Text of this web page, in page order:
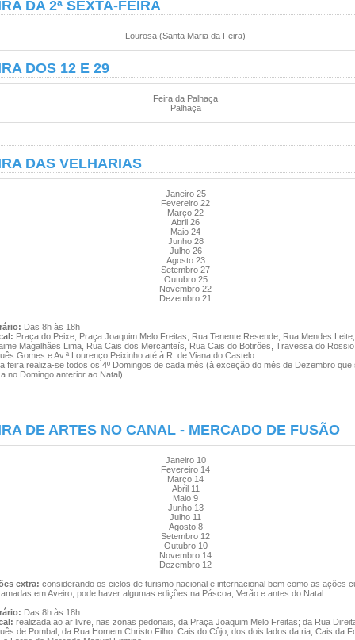
DA 2ª SEXTA-FEIRA
Lourosa (Santa Maria da Feira)
DOS 12 E 29
Feira da Palhaça
Palhaça
DAS VELHARIAS
Janeiro 25
Fevereiro 22
Março 22
Abril 26
Maio 24
Junho 28
Julho 26
Agosto 23
Setembro 27
Outubro 25
Novembro 22
Dezembro 21
Das 8h às 18h
Praça do Peixe, Praça Joaquim Melo Freitas, Rua Tenente Resende, Rua Mendes
Magalhães Lima, Rua Cais dos Mercanteís, Rua Cais do Botirões, Travessa do
Gomes e Av.ª Lourenço Peixinho até à R. de Viana do Castelo.
feira realiza-se todos os 4º Domingos de cada mês (à exceção do mês de Dezembro que
no Domingo anterior ao Natal)
DE ARTES NO CANAL - MERCADO DE FUSÃO
Janeiro 10
Fevereiro 14
Março 14
Abril 11
Maio 9
Junho 13
Julho 11
Agosto 8
Setembro 12
Outubro 10
Novembro 14
Dezembro 12
extra: considerando os ciclos de turismo nacional e internacional bem como as ações
em Aveiro, pode haver algumas edições na Páscoa, Verão e antes do Natal.
Das 8h às 18h
realizada ao ar livre, nas zonas pedonais, da Praça Joaquim Melo Freitas; da Rua
de Pombal, da Rua Homem Christo Filho, Cais do Côjo, dos dois lados da ria, Cais da